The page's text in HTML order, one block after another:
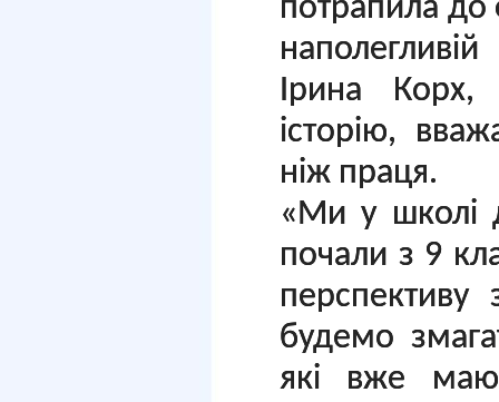
потрапила
Ірина
історію,
ніж праця.
«Ми у школі
почали з 9
будемо
які вже